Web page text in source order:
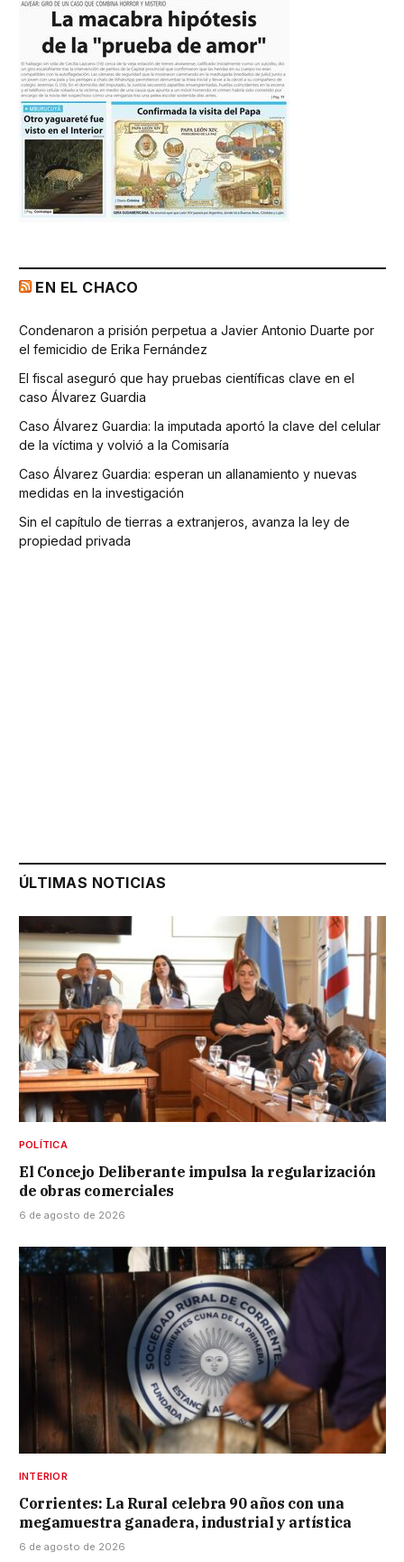
EN EL CHACO
Condenaron a prisión perpetua a Javier Antonio Duarte por
el femicidio de Erika Fernández
El fiscal aseguró que hay pruebas científicas clave en el
caso Álvarez Guardia
Caso Álvarez Guardia: la imputada aportó la clave del celular
de la víctima y volvió a la Comisaría
Caso Álvarez Guardia: esperan un allanamiento y nuevas
medidas en la investigación
Sin el capítulo de tierras a extranjeros, avanza la ley de
propiedad privada
ÚLTIMAS NOTICIAS
POLÍTICA
El Concejo Deliberante impulsa la regularización
de obras comerciales
6 de agosto de 2026
INTERIOR
Corrientes: La Rural celebra 90 años con una
megamuestra ganadera, industrial y artística
6 de agosto de 2026